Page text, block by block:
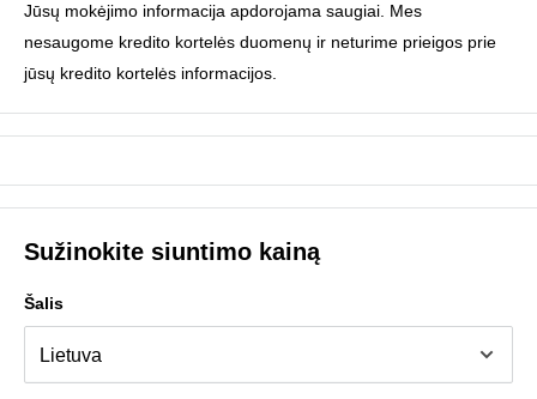
Jūsų mokėjimo informacija apdorojama saugiai. Mes
nesaugome kredito kortelės duomenų ir neturime prieigos prie
jūsų kredito kortelės informacijos.
Sužinokite siuntimo kainą
Šalis